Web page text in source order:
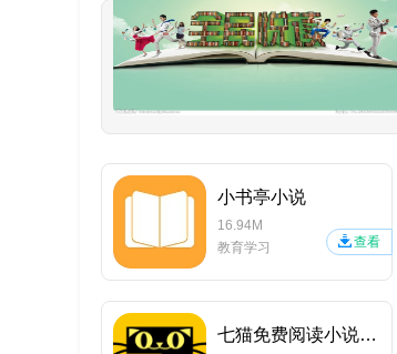
小书亭小说
16.94M
教育学习
查看
七猫免费阅读小说APP